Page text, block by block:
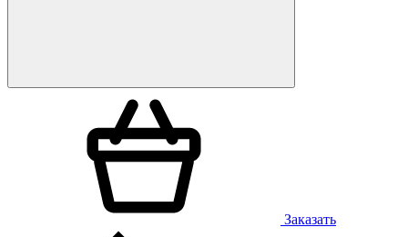
Заказать